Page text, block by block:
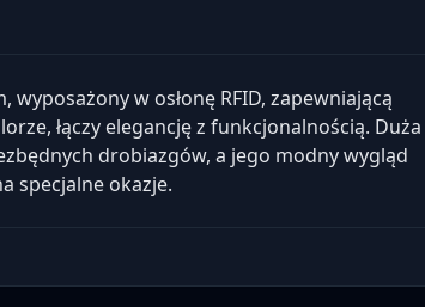
w osłonę RFID, zapewniającą
łączy elegancję z funkcjonalnością. Duża
drobiazgów, a jego modny wygląd
specjalne okazje.